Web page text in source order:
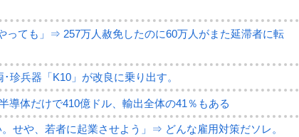
っても」⇒ 257万人赦免したのに60万人がまた延滞者に転
珍兵器「K10」が改良に乗り出す。
導体だけで410億ドル、輸出全体の41％もある
せや、若者に起業させよう」⇒ どんな雇用対策だソレ。